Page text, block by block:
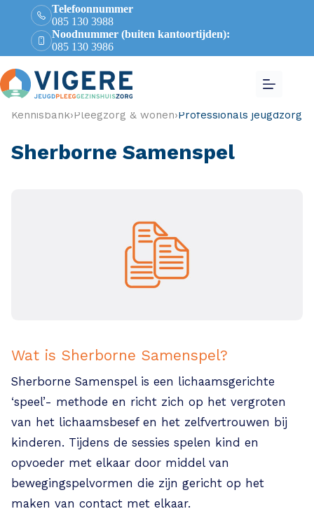
Telefoonnummer
085 130 3988
Noodnummer (buiten kantoortijden):
085 130 3986
Kennisbank›Pleegzorg & wonen›Professionals jeugdzorg
Sherborne Samenspel
Wat is Sherborne Samenspel?
Sherborne Samenspel is een lichaamsgerichte
‘speel’- methode en richt zich op het vergroten
van het lichaamsbesef en het zelfvertrouwen bij
kinderen. Tijdens de sessies spelen kind en
opvoeder met elkaar door middel van
bewegingspelvormen die zijn gericht op het
maken van contact met elkaar.